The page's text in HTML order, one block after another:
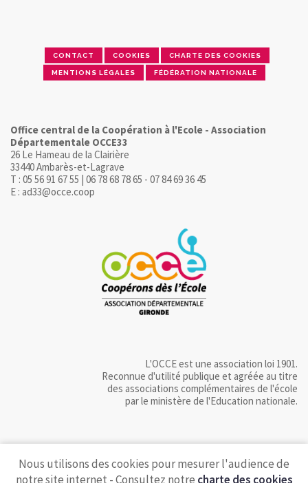
CONTACT COOKIES CHARTE DES COOKIES
MENTIONS LÉGALES FÉDÉRATION NATIONALE
Office central de la Coopération à l'Ecole - Association
Départementale OCCE33
26 Le Hameau de la Clairière
33440 Ambarès-et-Lagrave
T : 05 56 91 67 55 | 06 78 68 78 65 - 07 84 69 36 45
E : ad33@occe.coop
L'OCCE est une association loi 1901.
Reconnue d'utilité publique et agréée au titre
des associations complémentaires de l'école
par le ministère de l'Education nationale.
Nous utilisons des cookies pour mesurer l'audience de
notre site internet - Consultez notre charte des cookies